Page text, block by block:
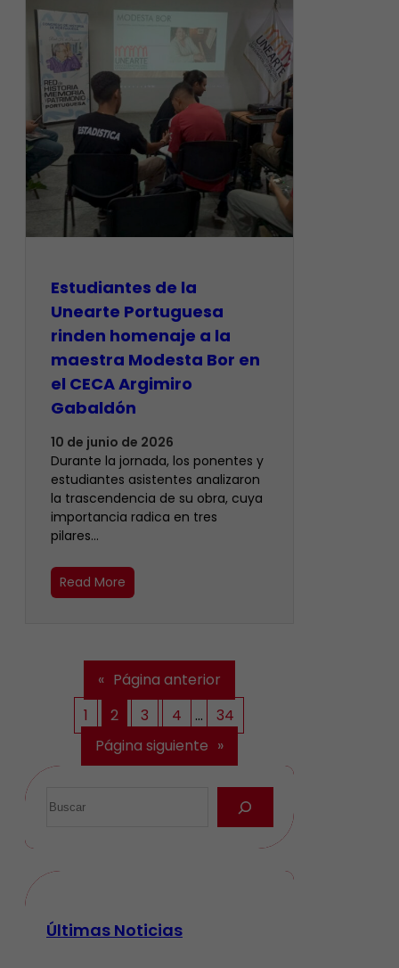
Estudiantes de la
Unearte Portuguesa
rinden homenaje a la
maestra Modesta Bor en
el CECA Argimiro
Gabaldón
10 de junio de 2026
Durante la jornada, los ponentes y
estudiantes asistentes analizaron
la trascendencia de su obra, cuya
importancia radica en tres
pilares…
Read More
« Página anterior
1
2 3 4 …
34
Página siguiente »
Últimas Noticias